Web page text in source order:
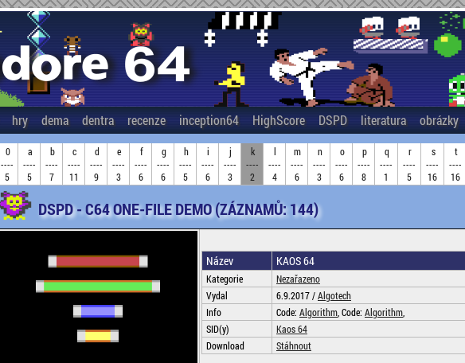
hry dema dentra recenze inception64 HighScore DSPD literatura obrázky
0
----
5
a
----
5
b
----
7
c
----
11
d
----
9
e
----
3
f
----
6
g
----
6
h
----
5
i
----
6
j
----
3
k
----
2
l
----
4
m
----
6
n
----
3
o
----
6
p
----
8
q
----
1
r
----
5
s
----
16
t
----
16
DSPD - C64 ONE-FILE DEMO (ZÁZNAMŮ: 144)
Název KAOS 64
Kategorie
Nezařazeno
Vydal
6.9.2017 /Algotech
Info
Code: Algorithm , Code: Algorithm
SID(y)
Kaos 64
Download
Stáhnout